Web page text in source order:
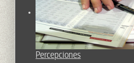
Percepciones